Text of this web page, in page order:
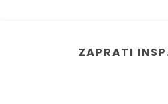
ZAPRATI